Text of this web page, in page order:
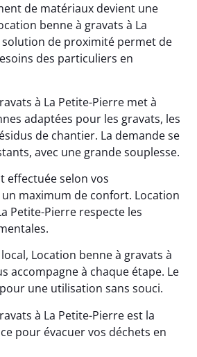
de matériaux devient une
benne à gravats à La
solution de proximité permet de
des particuliers en
à La Petite-Pierre met à
adaptées pour les gravats, les
de chantier. La demande se
avec une grande souplesse.
effectuée selon vos
maximum de confort. Location
Petite-Pierre respecte les
Location benne à gravats à
accompagne à chaque étape. Le
une utilisation sans souci.
à La Petite-Pierre est la
pour évacuer vos déchets en